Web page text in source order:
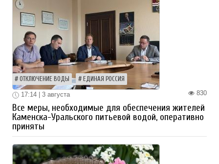
ОТКЛЮЧЕНИЕ ВОДЫ ЕДИНАЯ РОССИЯ
830
17:14 | 3 августа
Все меры, необходимые для обеспечения жителей
Каменска-Уральского питьевой водой, оперативно
приняты